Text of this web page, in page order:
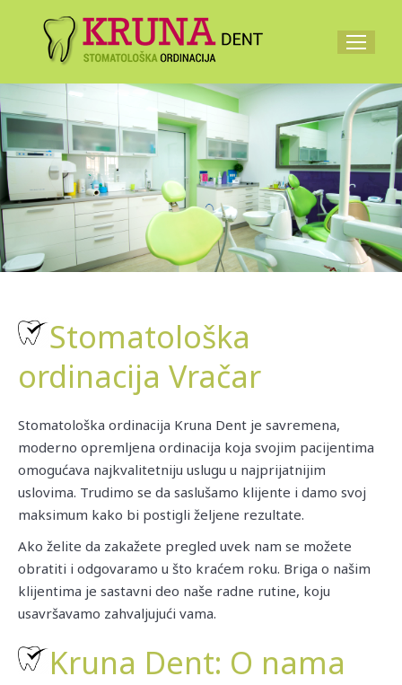
Stomatološka
ordinacija Vračar
Stomatološka ordinacija Kruna Dent je savremena,
moderno opremljena ordinacija koja svojim pacijentima
omogućava najkvalitetniju uslugu u najprijatnijim
uslovima. Trudimo se da saslušamo klijente i damo svoj
maksimum kako bi postigli željene rezultate.
Ako želite da zakažete pregled uvek nam se možete
obratiti i odgovaramo u što kraćem roku. Briga o našim
klijentima je sastavni deo naše radne rutine, koju
usavršavamo zahvaljujući vama.
Kruna Dent: O nama